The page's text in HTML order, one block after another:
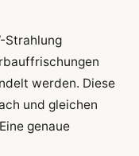
Strahlung
werden. Diese
und gleichen
genaue